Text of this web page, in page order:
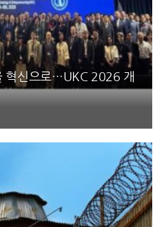
혁신으로…UKC 2026 개